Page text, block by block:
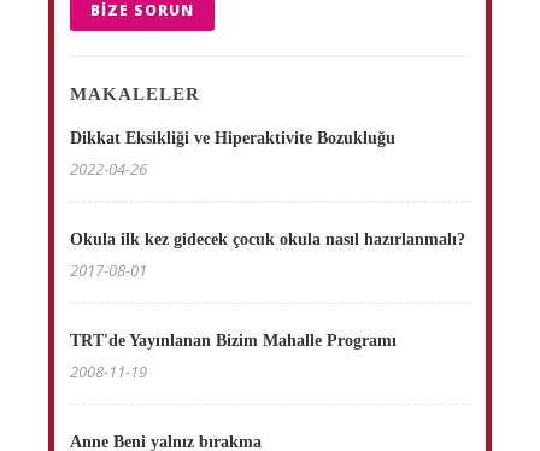
BIZE SORUN
MAKALELER
Dikkat Eksikliği ve Hiperaktivite Bozukluğu
2022-04-26
Okula ilk kez gidecek çocuk okula nasıl hazırlanmalı?
2017-08-01
TRT'de Yayınlanan Bizim Mahalle Programı
2008-11-19
Anne Beni yalnız bırakma